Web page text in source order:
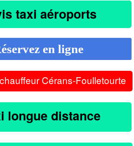
taxi aéroports
en ligne
Cérans-Foulletourte
longue distance